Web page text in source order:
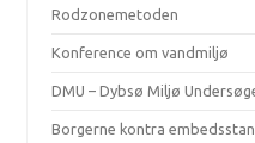
Rodzonemetoden
Konference om vandmiljø
DMU – Dybsø Miljø
Borgerne kontra